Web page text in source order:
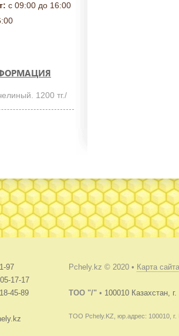
с 09:00 до 16:00
1200 тг./
97
17-17
45-89
Pchely.kz © 2020 • Карта сайта
TOO "/" • 100010 Казахстан,
ТОО Pchely.KZ, юр.адрес: 100010, г.